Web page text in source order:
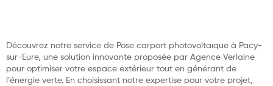
Découvrez notre service de Pose carport photovoltaïque à Pacy-
sur-Eure, une solution innovante proposée par Agence Verlaine
pour optimiser votre espace extérieur tout en générant de
l’énergie verte. En choisissant notre expertise pour votre projet,